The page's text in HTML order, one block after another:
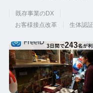
既存事業のDX
お客様接点改革
生体認証